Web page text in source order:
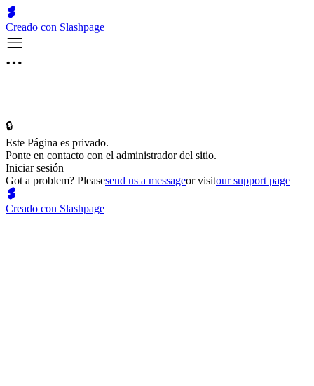
Creado con Slashpage
🔒
Este Página es privado.
Ponte en contacto con el administrador del sitio.
Iniciar sesión
Got a problem? Pleasesend us a messageor visitour support page
Creado con Slashpage